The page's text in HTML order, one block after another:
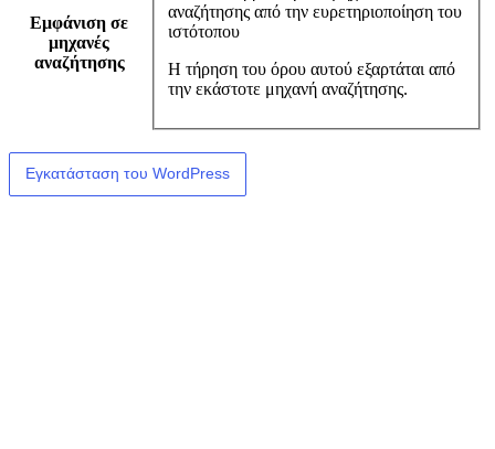
Εμφάνιση σε
μηχανές
αναζήτησης
αναζήτησης από την ευρετηριοποίηση του
ιστότοπου
Η τήρηση του όρου αυτού εξαρτάται από
την εκάστοτε μηχανή αναζήτησης.